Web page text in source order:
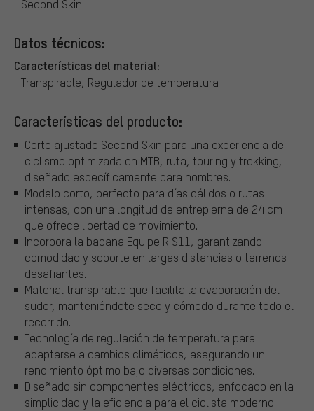
Second Skin
Datos técnicos:
Características del material:
Transpirable, Regulador de temperatura
Características del producto:
Corte ajustado Second Skin para una experiencia de
ciclismo optimizada en MTB, ruta, touring y trekking,
diseñado específicamente para hombres.
Modelo corto, perfecto para días cálidos o rutas
intensas, con una longitud de entrepierna de 24 cm
que ofrece libertad de movimiento.
Incorpora la badana Equipe R S11, garantizando
comodidad y soporte en largas distancias o terrenos
desafiantes.
Material transpirable que facilita la evaporación del
sudor, manteniéndote seco y cómodo durante todo el
recorrido.
Tecnología de regulación de temperatura para
adaptarse a cambios climáticos, asegurando un
rendimiento óptimo bajo diversas condiciones.
Diseñado sin componentes eléctricos, enfocado en la
simplicidad y la eficiencia para el ciclista moderno.